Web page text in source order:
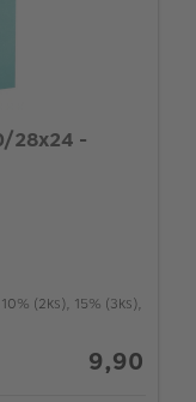
28x24 -
(2ks), 15% (3ks),
9,90